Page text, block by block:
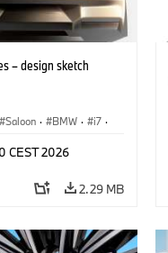
– design sketch
Saloon · BMW · i7 ·
CEST 2026
2.29 MB